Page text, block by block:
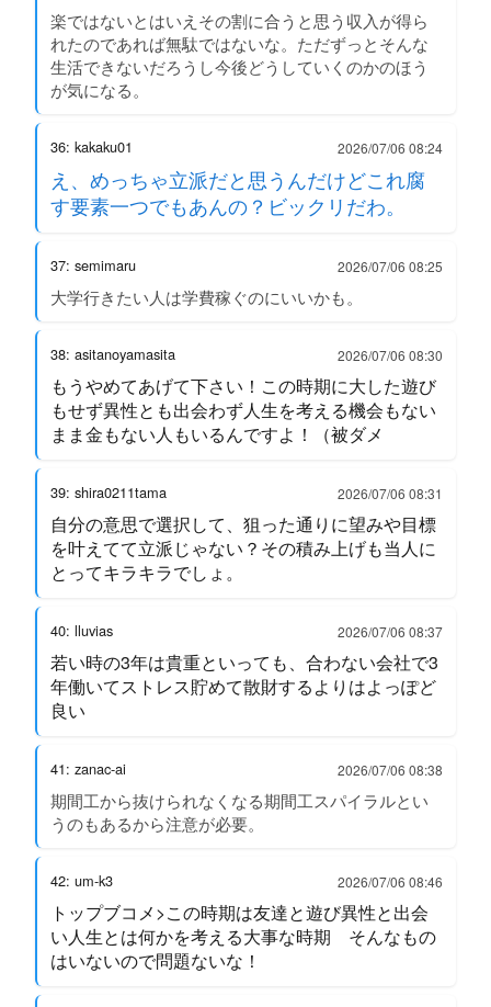
楽ではないとはいえその割に合うと思う収入が得ら
れたのであれば無駄ではないな。ただずっとそんな
生活できないだろうし今後どうしていくのかのほう
が気になる。
36: kakaku01 2026/07/06 08:24
え、めっちゃ立派だと思うんだけどこれ腐
す要素一つでもあんの？ビックリだわ。
37: semimaru 2026/07/06 08:25
大学行きたい人は学費稼ぐのにいいかも。
38: asitanoyamasita 2026/07/06 08:30
もうやめてあげて下さい！この時期に大した遊び
もせず異性とも出会わず人生を考える機会もない
まま金もない人もいるんですよ！（被ダメ
39: shira0211tama 2026/07/06 08:31
自分の意思で選択して、狙った通りに望みや目標
を叶えてて立派じゃない？その積み上げも当人に
とってキラキラでしょ。
40: lluvias 2026/07/06 08:37
若い時の3年は貴重といっても、合わない会社で3
年働いてストレス貯めて散財するよりはよっぽど
良い
41: zanac-ai 2026/07/06 08:38
期間工から抜けられなくなる期間工スパイラルとい
うのもあるから注意が必要。
42: um-k3 2026/07/06 08:46
トップブコメ>この時期は友達と遊び異性と出会
い人生とは何かを考える大事な時期 そんなもの
はいないので問題ないな！